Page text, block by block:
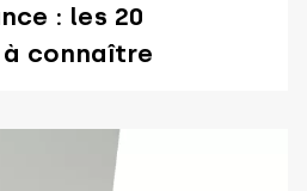
: les 20
connaître